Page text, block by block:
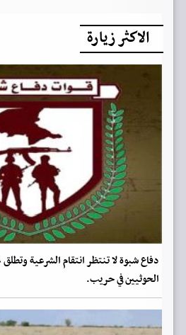
الاكثر زيارة
دفاع شبوة لا تنتظر انتقام الشرعية
الحوثيين في حريب.